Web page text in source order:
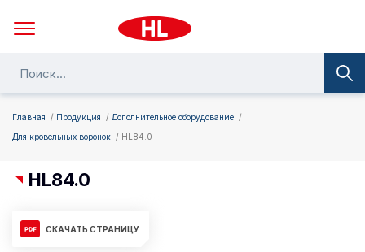
Главная Продукция
Дополнительное оборудование
Для кровельных воронок
HL84.0
HL84.0
СКАЧАТЬ СТРАНИЦУ